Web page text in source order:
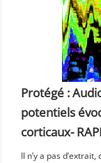
Protégé :
potentiels
corticaux-
Il n’y a pas